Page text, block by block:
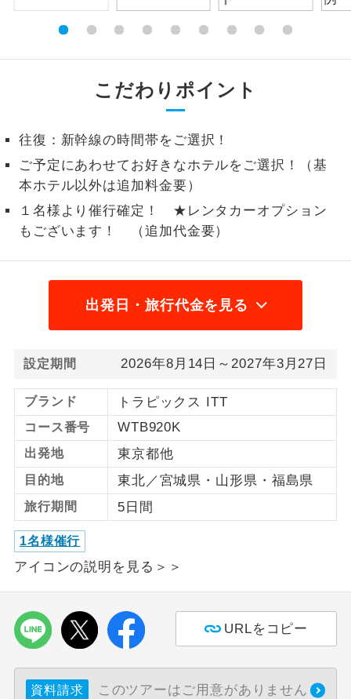
こだわりポイント
往復：新幹線の時間帯をご選択！
ご予定にあわせてお好きなホテルをご選択！（基
本ホテル以外は追加料金要）
１名様より催行確定！ ★レンタカーオプション
もございます！ （追加代金要）
出発日・旅行代金を見る
設定期間 2026年8月14日～2027年3月27日
ブランド トラピックス ITT
コース番号 WTB920K
出発地 東京都他
目的地 東北／宮城県・山形県・福島県
旅行期間 5日間
1名様催行
アイコンの説明を見る＞＞
URLをコピー
資料請求 このツアーはご用意がありません
ご宿泊ホテルに大浴場が付いています。
事の心配はいりません。（機内食を除
お部屋にてゆっくりとお召し上がりいた
トラベルイヤ
ホン
周りの音を気にせず、ガイドさんの説明
をじっくり聞くことができます。
1名様催行
1名様から出発可能な個人型プランで
す。
2名様から出発可能な個人型プランで
す。
おひとり様参
加限定
おひとり様限定でご参加いただけるコー
スです。
1名様1室同代
1名様1室利用でも追加料金がかからない
コースです。
ご夫婦限定
ご夫婦限定でご参加いただけるコースで
す。
女性限定
女性限定でご参加いただけるコースで
す。
ご参加にあたり年齢に制限があるコース
航空会社指定
利用航空会社が指定なので、ご出発の計
ホテル指定
ご紹介するホテルを指定したコースで
す。
おひとり様バ
ス2席利用
す。